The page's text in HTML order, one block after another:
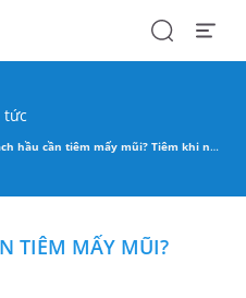
SearchOpen
tức
hầu cần tiêm mấy mũi? Tiêm khi nào?
TIÊM MẤY MŨI?